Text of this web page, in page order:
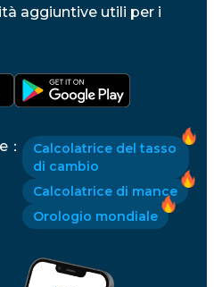
aggiuntive utili per i
：
Calcolatrice del tasso
di cambio
Calcolatrice di mance
Orologio mondiale